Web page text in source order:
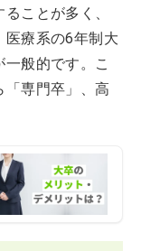
ことが多く、
医療系の6年制大
般的です。こ
「専門卒」、高